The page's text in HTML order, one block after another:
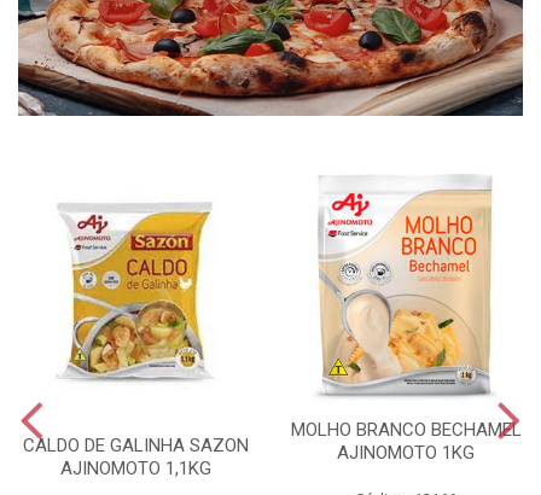
CALDO DE GALINHA SAZON
AJINOMOTO 1,1KG
MOLHO BRANCO BECHAMEL
AJINOMOTO 1KG